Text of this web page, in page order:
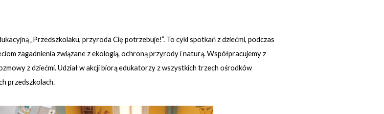
„Przedszkolaku, przyroda Cię potrzebuje!”. To cykl spotkań z dziećmi, podczas
zagadnienia związane z ekologią, ochroną przyrody i naturą. Współpracujemy z
z dziećmi. Udział w akcji biorą edukatorzy z wszystkich trzech ośrodków
przedszkolach.